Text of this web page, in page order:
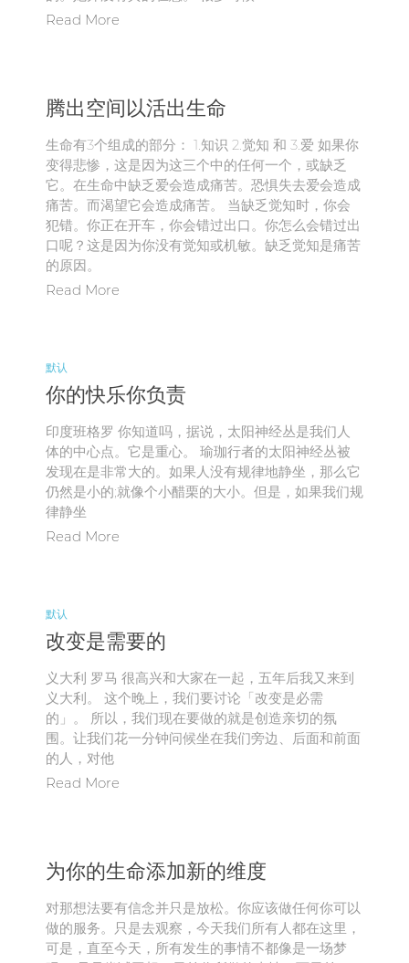
Read More
腾出空间以活出生命
生命有3个组成的部分： 1.知识 2.觉知 和 3.爱 如果你
变得悲惨，这是因为这三个中的任何一个，或缺乏
它。在生命中缺乏爱会造成痛苦。恐惧失去爱会造成
痛苦。而渴望它会造成痛苦。 当缺乏觉知时，你会
犯错。你正在开车，你会错过出口。你怎么会错过出
口呢？这是因为你没有觉知或机敏。缺乏觉知是痛苦
的原因。
Read More
默认
你的快乐你负责
印度班格罗 你知道吗，据说，太阳神经丛是我们人
体的中心点。它是重心。 瑜珈行者的太阳神经丛被
发现在是非常大的。如果人没有规律地静坐，那么它
仍然是小的;就像个小醋栗的大小。但是，如果我们规
律静坐
Read More
默认
改变是需要的
义大利 罗马 很高兴和大家在一起，五年后我又来到
义大利。 这个晚上，我们要讨论「改变是必需
的」。 所以，我们现在要做的就是创造亲切的氛
围。让我们花一分钟问候坐在我们旁边、后面和前面
的人，对他
Read More
为你的生命添加新的维度
对那想法要有信念并只是放松。你应该做任何你可以
做的服务。只是去观察，今天我们所有人都在这里，
可是，直至今天，所有发生的事情不都像是一场梦